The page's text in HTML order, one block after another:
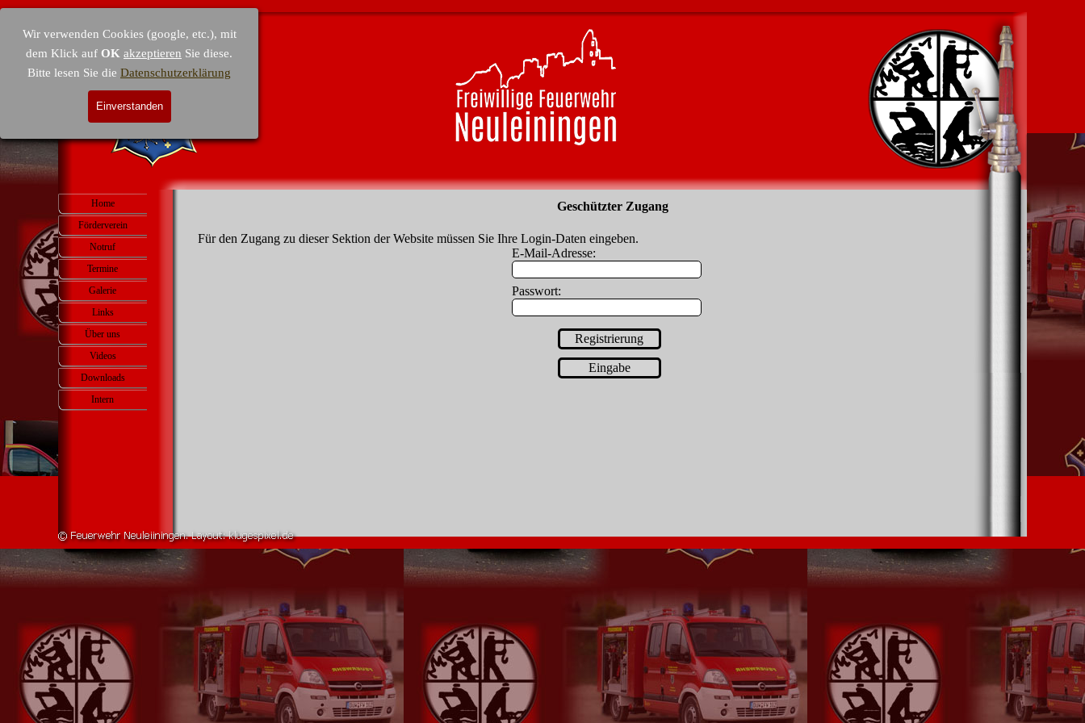
Wir verwenden Cookies (google, etc.), mit
dem Klick auf OK akzeptieren Sie diese.
Bitte lesen Sie die Datenschutzerklärung
Einverstanden
Direkt zum Seiteninhalt
Home
Förderverein
Notruf
Termine
Galerie
Links
Über uns
Videos
Downloads
Intern
Geschützter Zugang
Für den Zugang zu dieser Sektion der Website müssen Sie Ihre Login-Daten eingeben.
E-Mail-Adresse:
Passwort:
Zurück zum Seiteninhalt